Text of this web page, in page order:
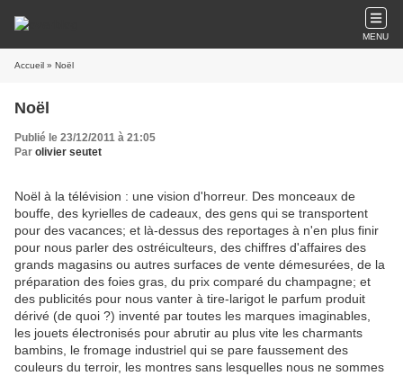
MENU
Accueil » Noël
Noël
Publié le 23/12/2011 à 21:05
Par olivier seutet
Noël à la télévision : une vision d'horreur. Des monceaux de
bouffe, des kyrielles de cadeaux, des gens qui se transportent
pour des vacances; et là-dessus des reportages à n'en plus finir
pour nous parler des ostréiculteurs, des chiffres d'affaires des
grands magasins ou autres surfaces de vente démesurées, de la
préparation des foies gras, du prix comparé du champagne; et
des publicités pour nous vanter à tire-larigot le parfum produit
dérivé (de quoi ?) inventé par toutes les marques imaginables,
les jouets électronisés pour abrutir au plus vite les charmants
bambins, le fromage industriel qui se pare faussement des
couleurs du terroir, les montres sans lesquelles nous ne sommes